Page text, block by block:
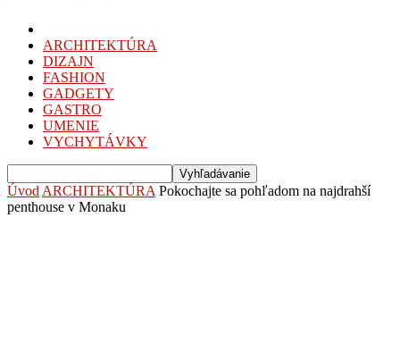
ARCHITEKTÚRA
DIZAJN
FASHION
GADGETY
GASTRO
UMENIE
VYCHYTÁVKY
Úvod ARCHITEKTÚRA Pokochajte sa pohľadom na najdrahší
penthouse v Monaku